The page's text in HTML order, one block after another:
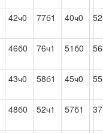
42ч0 77б1 40ч0
46б0 76ч1 51б0
43ч0 58б1 45ч0
48б0 52ч1 57б1